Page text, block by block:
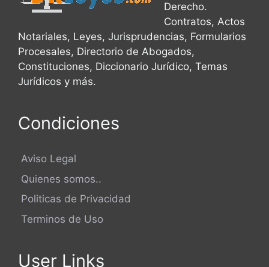
Derecho.
Contratos, Actos
Notariales, Leyes, Jurisprudencias, Formularios
Procesales, Directorio de Abogados,
Constituciones, Diccionario Jurídico, Temas
Jurídicos y más.
Condiciones
Aviso Legal
Quienes somos..
Politicas de Privacidad
Terminos de Uso
User Links